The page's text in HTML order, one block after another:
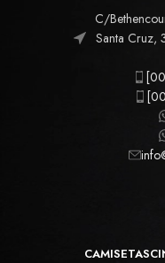
C/
Santa Cruz,
CAMISETAS